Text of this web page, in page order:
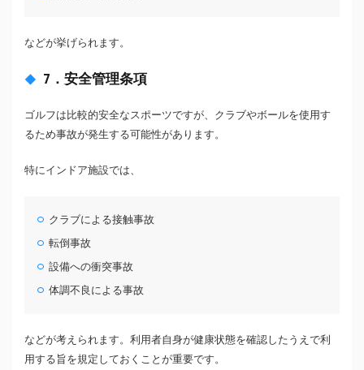
などが挙げられます。
7．安全管理条項
ゴルフは比較的安全なスポーツですが、クラブやボールを使用す
るため事故が発生する可能性があります。
特にインドア施設では、
クラブによる接触事故
転倒事故
設備への衝突事故
体調不良による事故
などが考えられます。利用者自身が健康状態を確認したうえで利
用する旨を規定しておくことが重要です。